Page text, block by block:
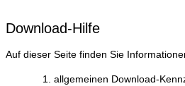
Download-Hilfe
Auf dieser Seite finden Sie
allgemeinen Download-